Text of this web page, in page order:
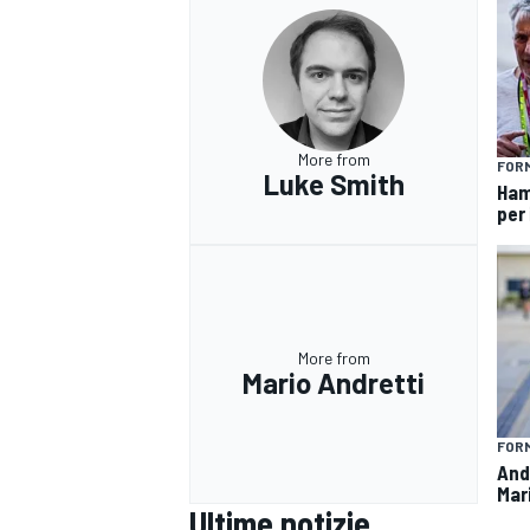
More from
Luke Smith
per
More from
Mario Andretti